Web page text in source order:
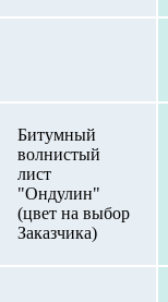
Битумный
волнистый
лист
"Ондулин"
(цвет на выбор
Заказчика)